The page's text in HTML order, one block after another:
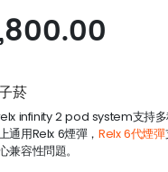
菸
infinity 2 pod system支持多
通用Relx 6煙彈，Relx 6代煙彈
兼容性問題。